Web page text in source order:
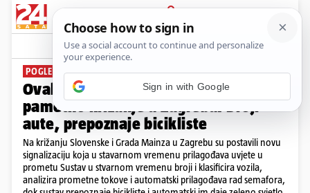
PRIJAVA
News Komentari
POGLEDAJTE VIDEO
Ovako izgleda vožnja kroz novo
pametno križanje u Zagrebu. Broji
aute, prepoznaje bicikliste
Na križanju Slovenske i Grada Mainza u Zagrebu su postavili novu
signalizaciju koja u stavarnom vremenu prilagođava uvjete u
prometu Sustav u stvarnom vremenu broji i klasificira vozila,
analizira prometne tokove i automatski prilagođava rad semafora,
Sign in with Google